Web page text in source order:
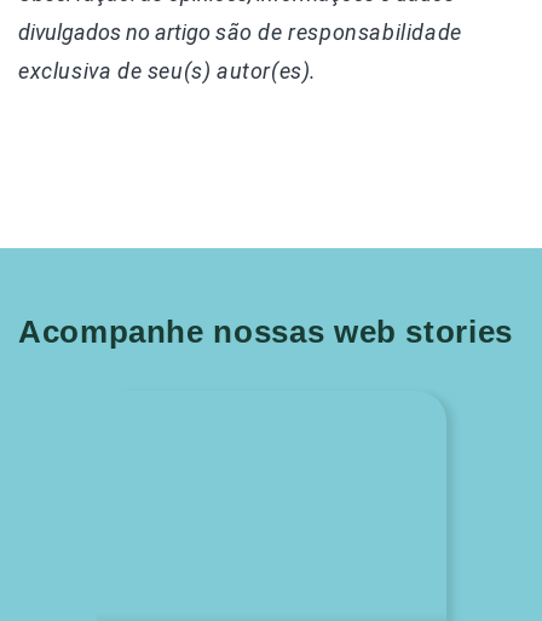
divulgadosno artigo são de responsabilidade
exclusiva de seu(s) autor(es).
Acompanhe nossas web stories